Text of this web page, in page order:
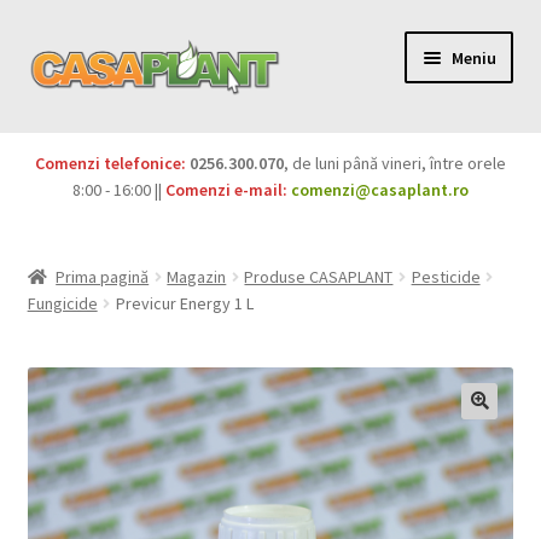
Meniu
Pesticide
copil
Produse BIO
Igienă publică
Casa și grădina
Extinde
Comenzi telefonice: 0256.300.070, de luni până vineri, între orele
8:00 - 16:00 || Comenzi e-mail: comenzi@casaplant.ro
Prima pagină Magazin Produse CASAPLANT
Pesticide
Fungicide
Previcur Energy 1 L